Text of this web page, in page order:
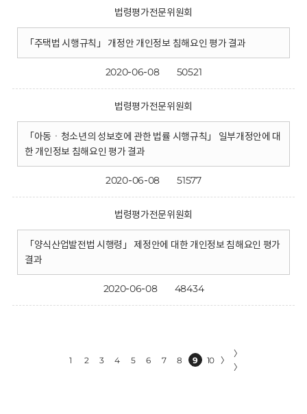
법령평가전문위원회
「주택법 시행규칙」 개정안 개인정보 침해요인 평가 결과
2020-06-08 50521
법령평가전문위원회
「아동ㆍ청소년의 성보호에 관한 법률 시행규칙」 일부개정안에 대
한 개인정보 침해요인 평가 결과
2020-06-08 51577
법령평가전문위원회
「양식산업발전법 시행령」 제정안에 대한 개인정보 침해요인 평가
결과
2020-06-08 48434
1 2 3 4 5 6 7 8 9 10 〉
〉
〉